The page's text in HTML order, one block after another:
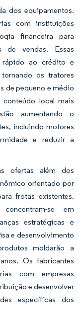
dos equipamentos.
com instituições
financeira para
de vendas. Essas
rápido ao crédito e
os tratores
de pequeno e médio
local mais
aumentando o
incluindo motores
e reduzir a
ofertas além dos
orientado por
frotas existentes.
se em
estratégicas e
e desenvolvimento
moldarão a
Os fabricantes
com empresas
e desenvolver
específicas dos